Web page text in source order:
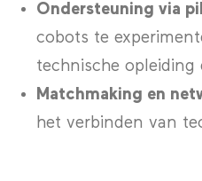
Ondersteuning via
cobots te
technische
Matchmaking en
het verbinden van